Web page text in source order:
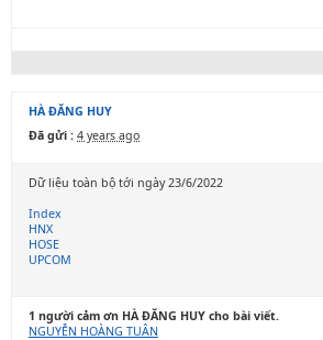
HÀ ĐĂNG HUY
Đã gửi : 4 years ago
Dữ liệu toàn bộ tới ngày 23/6/2022
Index
HNX
HOSE
UPCOM
1 người cảm ơn HÀ ĐĂNG HUY cho bài viết.
NGUYỄN HOÀNG TUÂN